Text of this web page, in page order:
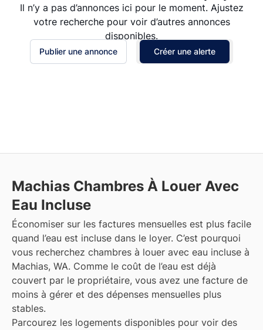
Il n’y a pas d’annonces ici pour le moment. Ajustez
votre recherche pour voir d’autres annonces
disponibles.
Publier une annonce Créer une alerte
Machias Chambres À Louer Avec
Eau Incluse
Économiser sur les factures mensuelles est plus facile
quand l’eau est incluse dans le loyer. C’est pourquoi
vous recherchez chambres à louer avec eau incluse à
Machias, WA. Comme le coût de l’eau est déjà
couvert par le propriétaire, vous avez une facture de
moins à gérer et des dépenses mensuelles plus
stables.
Parcourez les logements disponibles pour voir des